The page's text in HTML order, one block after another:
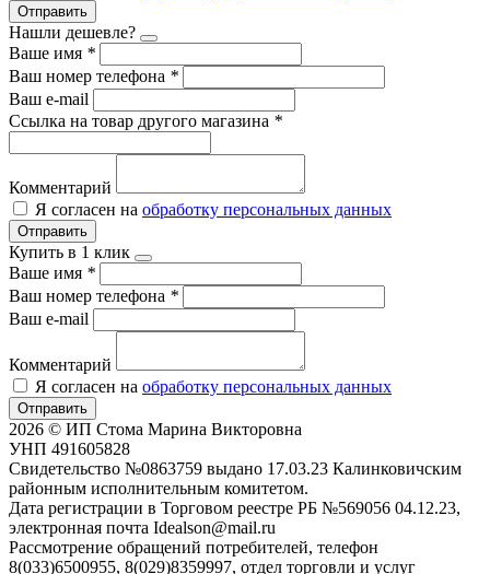
Отправить
Нашли дешевле?
Ваше имя *
Ваш номер телефона *
Ваш e-mail
Ссылка на товар другого магазина *
Комментарий
Я согласен на обработку персональных данных
Отправить
Купить в 1 клик
Ваше имя *
Ваш номер телефона *
Ваш e-mail
Комментарий
Я согласен на обработку персональных данных
Отправить
2026 © ИП Стома Марина Викторовна
УНП 491605828
Свидетельство №0863759 выдано 17.03.23 Калинковичским
районным исполнительным комитетом.
Дата регистрации в Торговом реестре РБ №569056 04.12.23,
электронная почта Idealson@mail.ru
Рассмотрение обращений потребителей, телефон
8(033)6500955, 8(029)8359997, отдел торговли и услуг